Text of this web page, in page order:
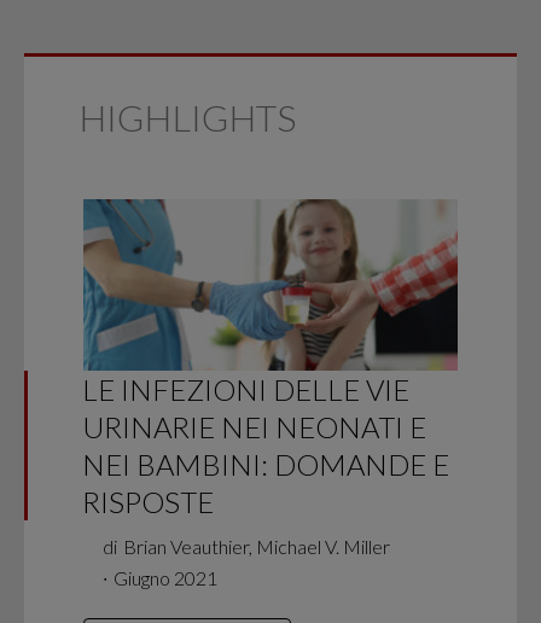
HIGHLIGHTS
LE INFEZIONI DELLE VIE
URINARIE NEI NEONATI E
NEI BAMBINI: DOMANDE E
RISPOSTE
di Brian Veauthier, Michael V. Miller
∙ Giugno 2021